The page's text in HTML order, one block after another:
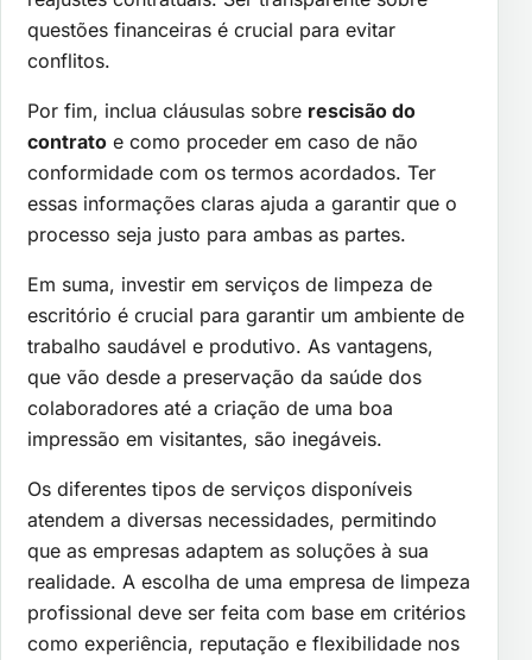
questões financeiras é crucial para evitar
conflitos.
Por fim, inclua cláusulas sobre rescisão do
contrato e como proceder em caso de não
conformidade com os termos acordados. Ter
essas informações claras ajuda a garantir que o
processo seja justo para ambas as partes.
Em suma, investir em serviços de limpeza de
escritório é crucial para garantir um ambiente de
trabalho saudável e produtivo. As vantagens,
que vão desde a preservação da saúde dos
colaboradores até a criação de uma boa
impressão em visitantes, são inegáveis.
Os diferentes tipos de serviços disponíveis
atendem a diversas necessidades, permitindo
que as empresas adaptem as soluções à sua
realidade. A escolha de uma empresa de limpeza
profissional deve ser feita com base em critérios
como experiência, reputação e flexibilidade nos